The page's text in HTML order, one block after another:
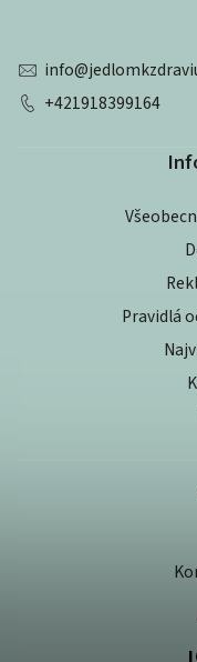
info@
+421918399164
Pravidlá